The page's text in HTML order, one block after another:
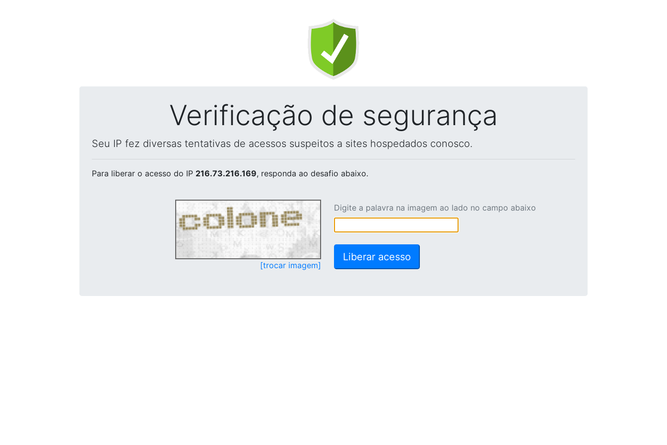
Verificação de segurança
Seu IP fez diversas tentativas de acessos suspeitos a sites hospedados conosco.
Para liberar o acesso do IP 216.73.216.169, responda ao desafio abaixo.
[trocar imagem]
Digite a palavra na imagem ao lado no campo abaixo